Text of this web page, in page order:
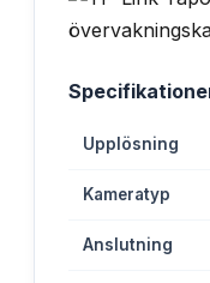
Upplösning
Kameratyp
Anslutning